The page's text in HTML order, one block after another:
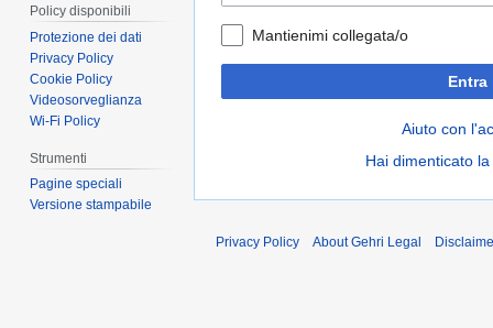
Mantienimi collegata/o
Entra
Aiuto con
Hai dimenticato
Policy disponibili
Protezione dei dati
Privacy Policy
Cookie Policy
Videosorveglianza
Wi-Fi Policy
Strumenti
Pagine speciali
Versione stampabile
Privacy Policy About Gehri Legal